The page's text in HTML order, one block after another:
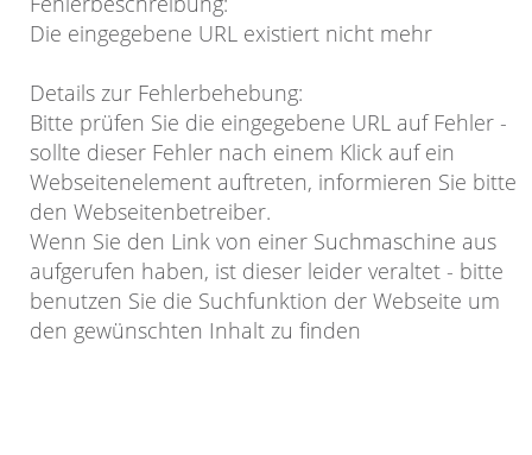
Die eingegebene URL existiert nicht mehr
Details zur Fehlerbehebung:
Bitte prüfen Sie die eingegebene URL auf Fehler -
sollte dieser Fehler nach einem Klick auf ein
Webseitenelement auftreten, informieren Sie bitte
den Webseitenbetreiber.
Wenn Sie den Link von einer Suchmaschine aus
aufgerufen haben, ist dieser leider veraltet - bitte
benutzen Sie die Suchfunktion der Webseite um
den gewünschten Inhalt zu finden